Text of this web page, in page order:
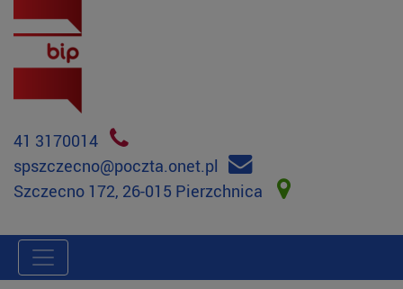
41 3170014
spszczecno@poczta.onet.pl
Szczecno 172, 26-015 Pierzchnica